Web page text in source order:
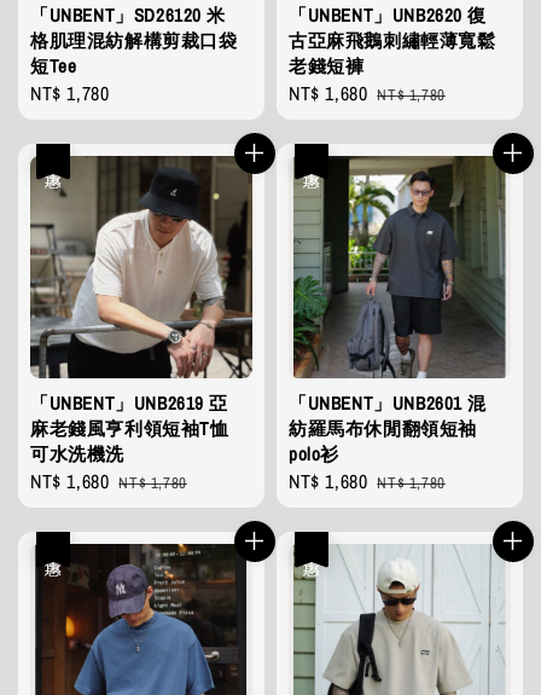
「UNBENT」SD26120 米
格肌理混紡解構剪裁口袋
短Tee
Regular
price
NT$ 1,780
「UNBENT」UNB2620 復
古亞麻飛鵝刺繡輕薄寬鬆
老錢短褲
Sale
price
NT$ 1,680 Regular
price
NT$ 1,780
「UNBENT」UNB2619 亞
麻老錢風亨利領短袖T恤
可水洗機洗
Sale
price
NT$ 1,680 Regular
price
NT$ 1,780
「UNBENT」UNB2601 混
紡羅馬布休閒翻領短袖
polo衫
Sale
price
NT$ 1,680 Regular
price
NT$ 1,780